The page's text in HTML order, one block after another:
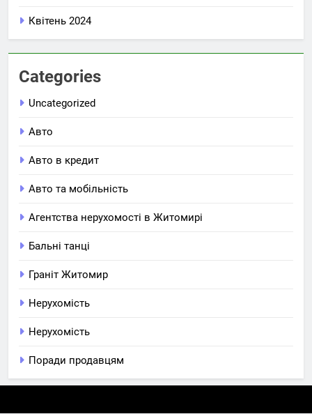
Квітень 2024
Categories
Uncategorized
Авто
Авто в кредит
Авто та мобільність
Агентства нерухомості в Житомирі
Бальні танці
Граніт Житомир
Нерухомість
Нерухомість
Поради продавцям